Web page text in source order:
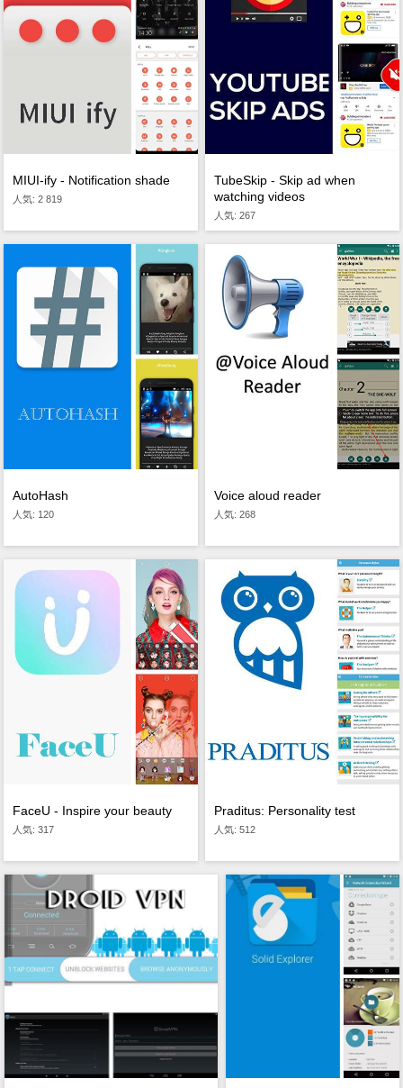
MIUI-ify - Notification shade
人気: 2 819
TubeSkip - Skip ad when
watching videos
人気: 267
AutoHash
人気: 120
Voice aloud reader
人気: 268
FaceU - Inspire your beauty
人気: 317
Praditus: Personality test
人気: 512